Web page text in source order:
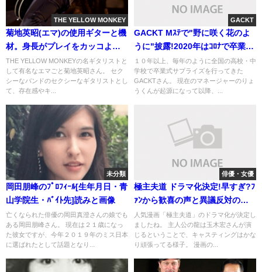
THE YELLOW MONKEY
菊地英昭(エマ)の使用ギターと機
材。身長がプレイをカッコよく
見せてる？
THE YELLOW MONKEYの名ギタリストと
して有名なエマごと菊地英昭さん。 セク
シーなバンドのセクシーなギタリストとし
て、存在感やキ...
GACKT
GACKT Mｽﾃで"野に咲く花のよ
うに"披露!2020年はｺﾛﾅで卒業式
は中止
１０年以上、毎年のように全国の高校・中
学校で卒業式サプライズを行ってきた
GACKTさん。 現在のマネージャーのりょ
うくんが起源になって以降、...
未分類
岡田朋峰のﾌﾟﾛﾌｨｰﾙ[生年月日・青
山学院生・ﾊﾞｲﾄ先]読みと画像
亡くなられた俳優の岡田真澄さんの娘でも
ある岡田朋峰さん。 現在は２１歳になっ
た彼女ですが、今年２０１９年のミス日本
に選ばれたとして話題となり...
俳優・女優
極主夫道 ドラマ化決定!早すぎ?ﾌ
ｧﾝから歓喜の声と異議反対の理
由
人気漫画「極主夫道」のドラマ化が決定し
ましたね。 主人公の龍は玉木宏さんが演
じるということで、キャスティングはかな
り頑張ってる様子。 漫画の...